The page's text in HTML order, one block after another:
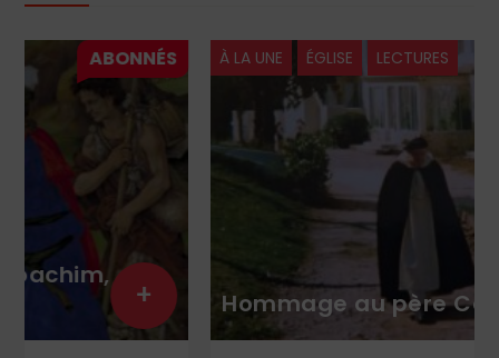
À LA UNE ÉGLISE LECTURES
Hommage au père Calmel +